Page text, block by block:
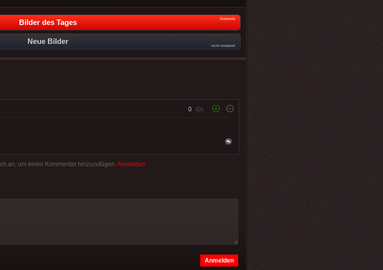
Bilder des Tages Startseite
Neue Bilder
nicht moderiert
0 (0)
an, um einen Kommentar hinzuzufügen. Anmelden